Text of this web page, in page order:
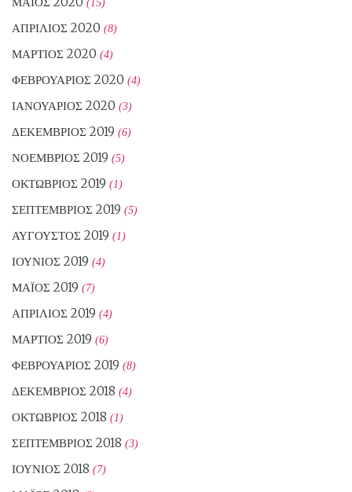
ΑΠΡΊΛΙΟΣ 2020 (8)
ΜΆΡΤΙΟΣ 2020 (4)
ΦΕΒΡΟΥΆΡΙΟΣ 2020 (4)
ΙΑΝΟΥΆΡΙΟΣ 2020 (3)
ΔΕΚΈΜΒΡΙΟΣ 2019 (6)
ΝΟΈΜΒΡΙΟΣ 2019 (5)
ΟΚΤΏΒΡΙΟΣ 2019 (1)
ΣΕΠΤΈΜΒΡΙΟΣ 2019 (5)
ΑΎΓΟΥΣΤΟΣ 2019 (1)
ΙΟΎΝΙΟΣ 2019 (4)
ΜΆΙΟΣ 2019 (7)
ΑΠΡΊΛΙΟΣ 2019 (4)
ΜΆΡΤΙΟΣ 2019 (6)
ΦΕΒΡΟΥΆΡΙΟΣ 2019 (8)
ΔΕΚΈΜΒΡΙΟΣ 2018 (4)
ΟΚΤΏΒΡΙΟΣ 2018 (1)
ΣΕΠΤΈΜΒΡΙΟΣ 2018 (3)
ΙΟΎΝΙΟΣ 2018 (7)